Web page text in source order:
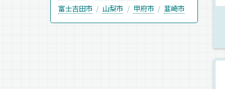
富士吉田市
山梨市 甲府市 韮崎市